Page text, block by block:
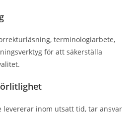
terminologiarbete,
för att säkerställa
levererar inom utsatt tid, tar ansvar